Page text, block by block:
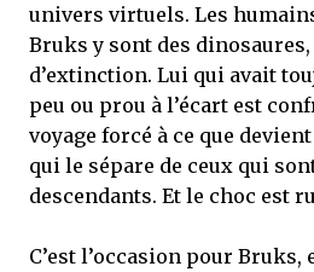
univers virtuels. Les
Bruks y sont des dinosaures,
d’extinction. Lui qui avait
peu ou prou à l’écart est
voyage forcé à ce que
qui le sépare de ceux qui
descendants. Et le choc est
C’est l’occasion pour Bruks,